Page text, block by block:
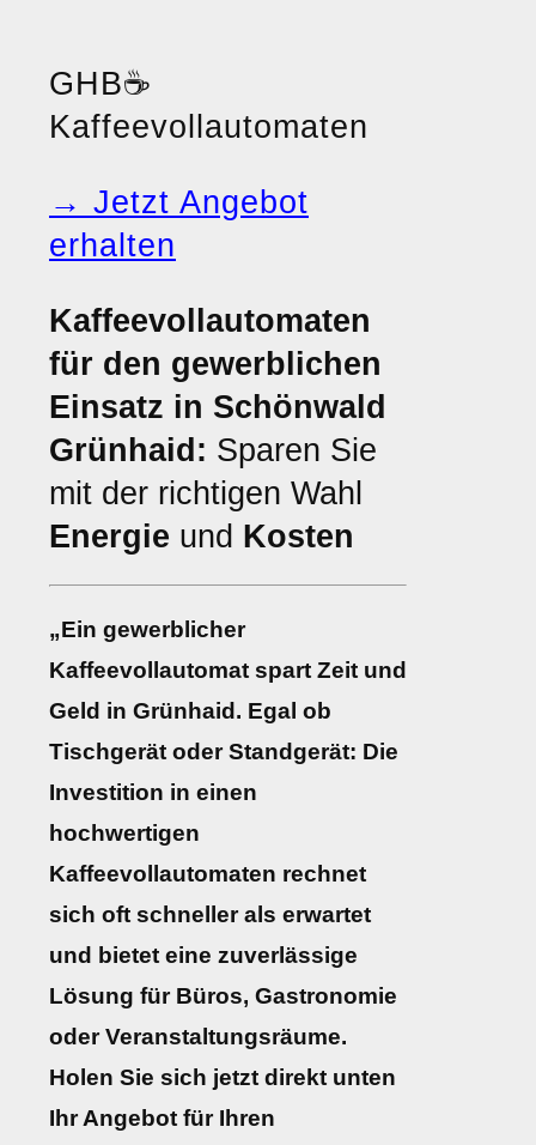
GHB☕
Kaffeevollautomaten
→ Jetzt Angebot
erhalten
Kaffeevollautomaten
für den gewerblichen
Einsatz in Schönwald
Grünhaid: Sparen Sie
mit der richtigen Wahl
Energie und Kosten
„Ein gewerblicher
Kaffeevollautomat spart Zeit und
Geld in Grünhaid. Egal ob
Tischgerät oder Standgerät: Die
Investition in einen
hochwertigen
Kaffeevollautomaten rechnet
sich oft schneller als erwartet
und bietet eine zuverlässige
Lösung für Büros, Gastronomie
oder Veranstaltungsräume.
Holen Sie sich jetzt direkt unten
Ihr Angebot für Ihren